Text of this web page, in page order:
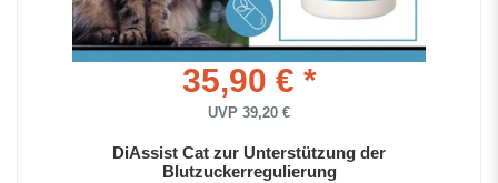
35,90 € *
UVP 39,20 €
DiAssist Cat zur Unterstützung der
Blutzuckerregulierung